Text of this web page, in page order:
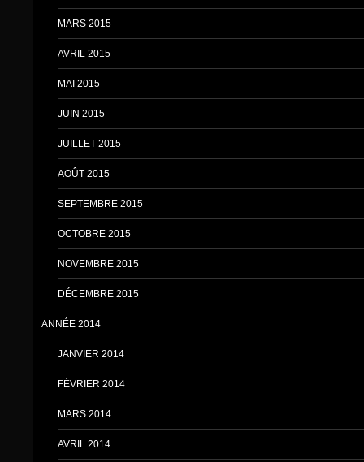
MARS 2015
AVRIL 2015
MAI 2015
JUIN 2015
JUILLET 2015
AOÛT 2015
SEPTEMBRE 2015
OCTOBRE 2015
NOVEMBRE 2015
DÉCEMBRE 2015
ANNÉE 2014
JANVIER 2014
FÉVRIER 2014
MARS 2014
AVRIL 2014